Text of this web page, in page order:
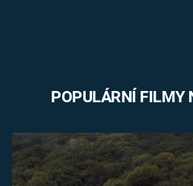
POPULÁRNÍ FILMY